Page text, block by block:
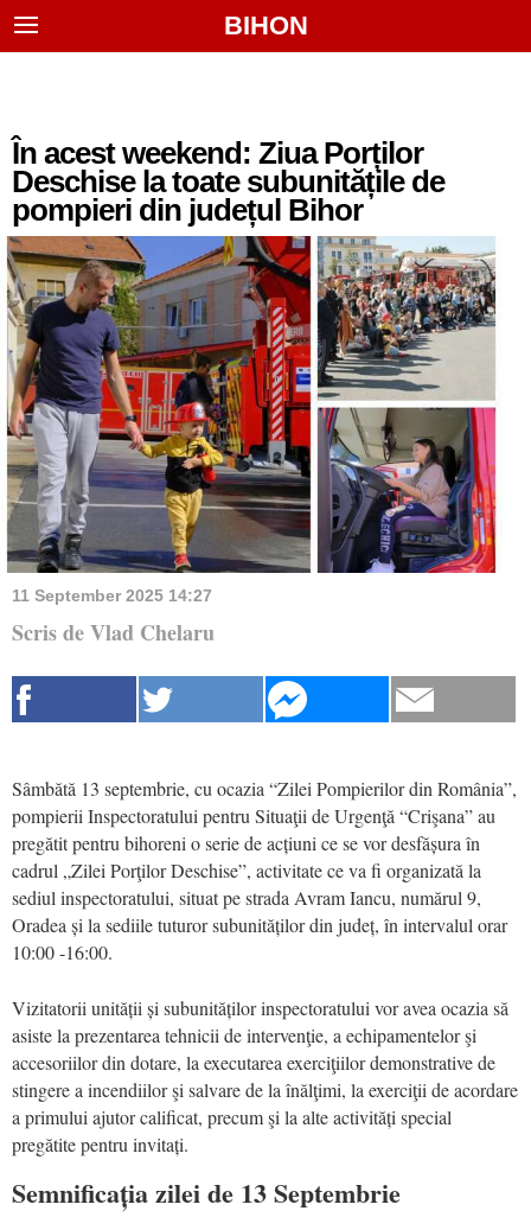
BIHON
În acest weekend: Ziua Porților
Deschise la toate subunitățile de
pompieri din județul Bihor
11 September 2025 14:27
Scris de Vlad Chelaru
Sâmbătă 13 septembrie, cu ocazia “Zilei Pompierilor din România”,
pompierii Inspectoratului pentru Situaţii de Urgenţă “Crişana” au
pregătit pentru bihoreni o serie de acțiuni ce se vor desfășura în
cadrul „Zilei Porţilor Deschise”, activitate ce va fi organizată la
sediul inspectoratului, situat pe strada Avram Iancu, numărul 9,
Oradea și la sediile tuturor subunităților din județ, în intervalul orar
10:00 -16:00.
Vizitatorii unității și subunităților inspectoratului vor avea ocazia să
asiste la prezentarea tehnicii de intervenţie, a echipamentelor şi
accesoriilor din dotare, la executarea exerciţiilor demonstrative de
stingere a incendiilor şi salvare de la înălţimi, la exerciţii de acordare
a primului ajutor calificat, precum şi la alte activități special
pregătite pentru invitați.
Semnificația zilei de 13 Septembrie